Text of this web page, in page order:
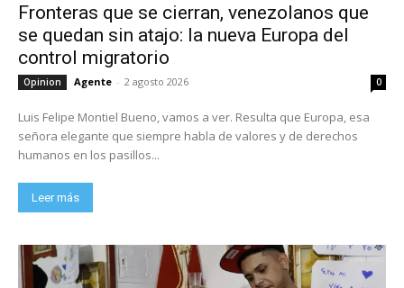
Fronteras que se cierran, venezolanos que
se quedan sin atajo: la nueva Europa del
control migratorio
Opinion Agente - 2 agosto 2026 0
Luis Felipe Montiel Bueno, vamos a ver. Resulta que Europa, esa
señora elegante que siempre habla de valores y de derechos
humanos en los pasillos...
Leer más